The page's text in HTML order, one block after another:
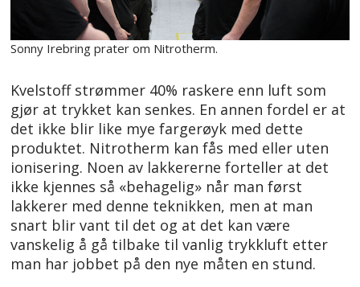
Sonny Irebring prater om Nitrotherm.
Kvelstoff strømmer 40% raskere enn luft som
gjør at trykket kan senkes. En annen fordel er at
det ikke blir like mye fargerøyk med dette
produktet. Nitrotherm kan fås med eller uten
ionisering. Noen av lakkererne forteller at det
ikke kjennes så «behagelig» når man først
lakkerer med denne teknikken, men at man
snart blir vant til det og at det kan være
vanskelig å gå tilbake til vanlig trykkluft etter
man har jobbet på den nye måten en stund.